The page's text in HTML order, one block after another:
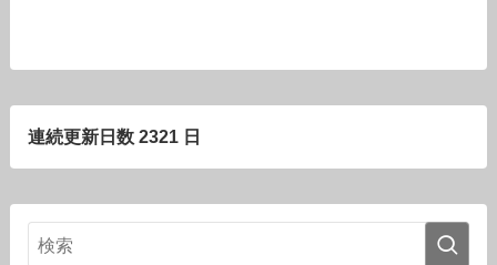
連続更新日数 2321 日